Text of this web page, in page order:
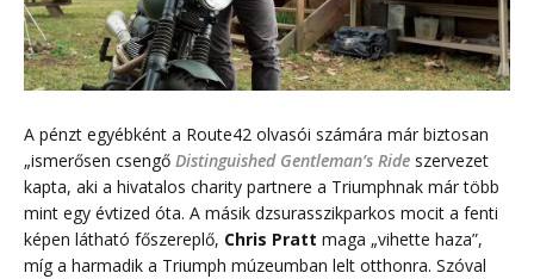
A pénzt egyébként a Route42 olvasói számára már biztosan
„ismerősen csengő Distinguished Gentleman’s Ride szervezet
kapta, aki a hivatalos charity partnere a Triumphnak már több
mint egy évtized óta. A másik dzsurasszikparkos mocit a fenti
képen látható főszereplő, Chris Pratt maga „vihette haza”,
míg a harmadik a Triumph múzeumban lelt otthonra. Szóval